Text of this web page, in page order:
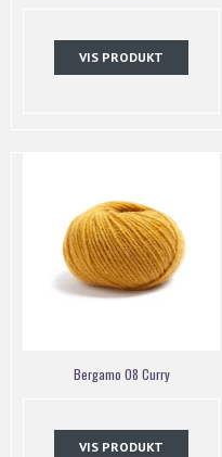
VIS PRODUKT
Bergamo 08 Curry
VIS PRODUKT